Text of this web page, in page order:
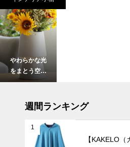
やわらかな光
をまとう空間
づくり。白磁
するモダンな
週間ランキング
1
【KAKELO